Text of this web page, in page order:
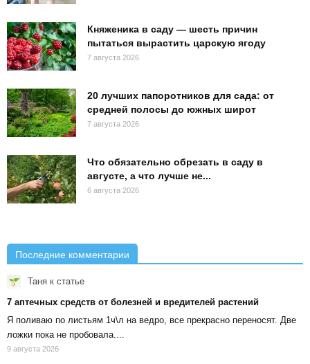
Княженика в саду — шесть причин
пытаться вырастить царскую ягоду
7 августа 2026
20 лучших папоротников для сада: от
средней полосы до южных широт
7 августа 2026
Что обязательно обрезать в саду в
августе, а что лучше не...
6 августа 2026
Последние комментарии
Таня к статье
7 аптечных средств от болезней и вредителей растений
Я поливаю по листьям 1ч\л на ведро, все прекрасно переносят. Две
ложки пока не пробовала....
9 августа 2026